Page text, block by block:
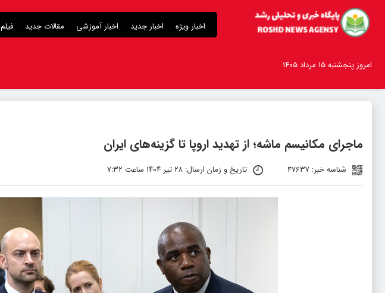
اخبار ویژه اخبار جدید اخبار آموزشی مقالات جدید فیلم
امروز پنجشنبه ۱۵ مرداد ۱۴۰۵
ماجرای مکانیسم ماشه؛ از تهدید اروپا تا گزینه‌های ایران
شناسه خبر: 47637 تاریخ و زمان ارسال: ۲۸ تیر ۱۴۰۴ ساعت ۷:۳۲